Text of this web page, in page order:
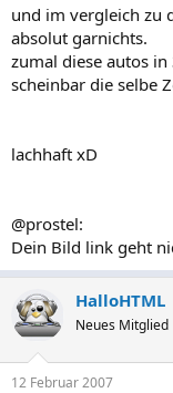
und im vergleich zu
absolut garnichts.
zumal diese autos
scheinbar die selbe
lachhaft xD
@prostel:
Dein Bild link geht
HalloHTML
Neues Mitglied
12 Februar 2007